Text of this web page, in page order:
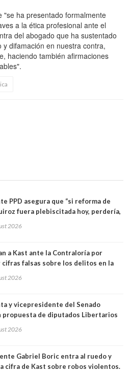
"se ha presentado formalmente
a la ética profesional ante el
del abogado que ha sustentado
difamación en nuestra contra,
haciendo también afirmaciones
PPD asegura que “si reforma de
fuera plebiscitada hoy, perdería,
la oposición, sería una victoria de la
2026
a Kast ante la Contraloría por
falsas sobre los delitos en la
2026
y vicepresidente del Senado
propuesta de diputados Libertarios
un camino equivocado"
2026
Gabriel Boric entra al ruedo y
cifra de Kast sobre robos violentos.